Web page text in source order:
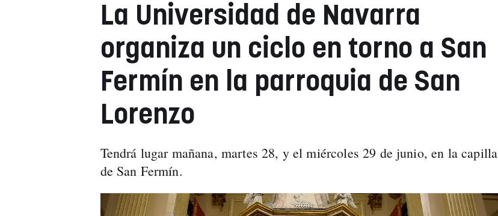
La Universidad de Navarra
organiza un ciclo en torno a San
Fermín en la parroquia de San
Lorenzo
Tendrá lugar mañana, martes 28, y el miércoles 29 de junio, en la capilla
de San Fermín.